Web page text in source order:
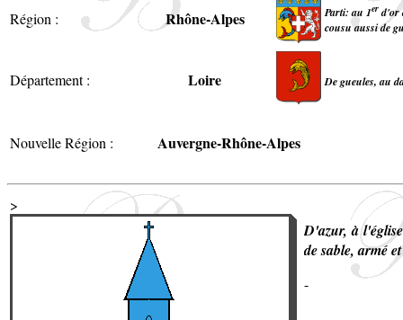
Région : Rhône-Alpes Parti: au 1erd'or
cousu aussi de
Département : Loire De gueules, au
Nouvelle Région : Auvergne-Rhône-Alpes
>
D'azur, à
de sable, armé
-